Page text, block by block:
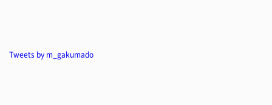
Tweets by m_gakumado